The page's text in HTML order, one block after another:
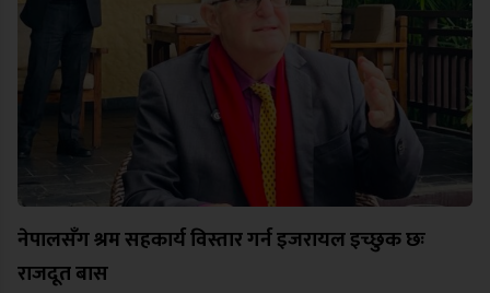
नेपालसँग श्रम सहकार्य विस्तार गर्न इजरायल इच्छुक छः
राजदूत बास